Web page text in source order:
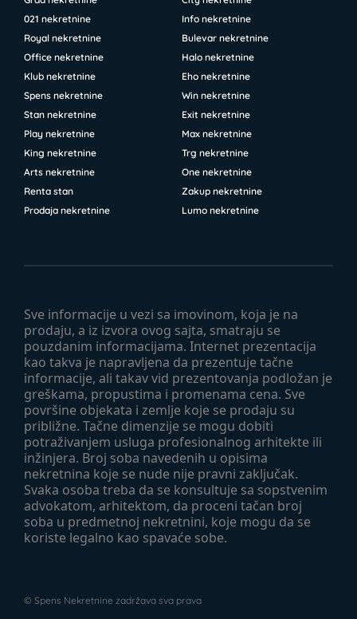
Sve informacije u vezi sa imovinom, koja je na
prodaju, a iz izvora ovog sajta, smatraju se
pouzdanim informacijama. Internet prezentacija
kao takva je napravljena da prezentuje tačne
informacije, ali takav vid prezentovanja podložan je
greškama, propustima i promenama cena. Sve
površine objekata i zemlje koje se prodaju su
približne. Tačne dimenzije se mogu dobiti
potraživanjem usluga profesionalnog arhitekte ili
inžinjera. Broj soba navedenih u opisima
nekretnina koje se nude nije pravni zaključak.
Svaka osoba treba da se konsultuje sa sopstvenim
advokatom, arhitektom, da proceni tačan broj
soba u predmetnoj nekretnini, koje mogu da se
koriste legalno kao spavaće sobe.
021 nekretnine
Info nekretnine
Royal nekretnine
Bulevar nekretnine
Office nekretnine
Halo nekretnine
Klub nekretnine
Eho nekretnine
Spens nekretnine
Win nekretnine
Stan nekretnine
Exit nekretnine
Play nekretnine
Max nekretnine
King nekretnine
Trg nekretnine
Arts nekretnine
One nekretnine
Renta stan
Zakup nekretnine
Prodaja nekretnine
Lumo nekretnine
© Spens Nekretnine zadržava sva prava